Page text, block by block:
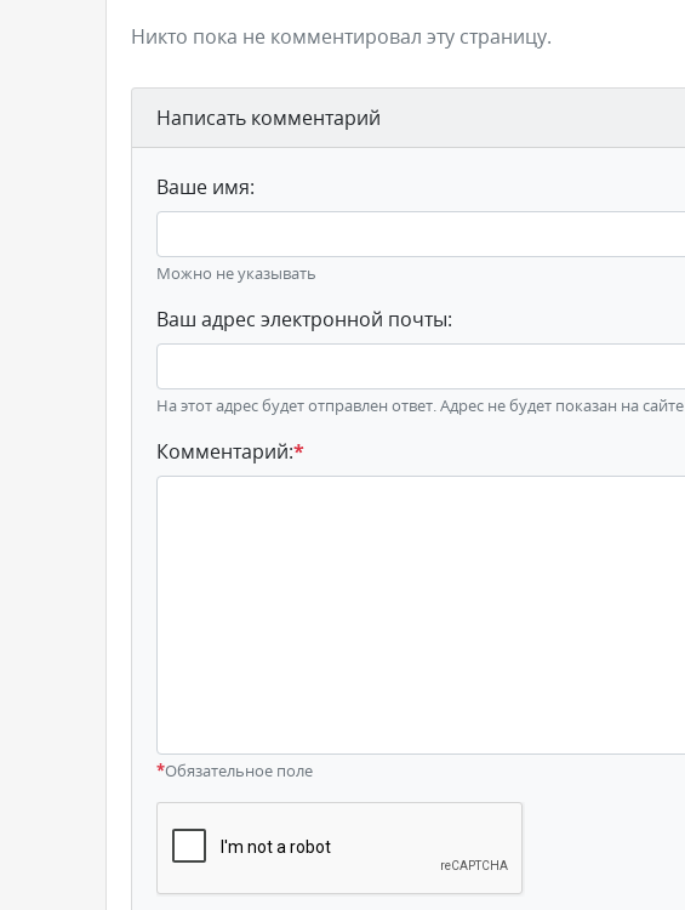
Никто пока не комментировал эту страницу.
Написать комментарий
Ваше имя:
Можно не указывать
Ваш адрес электронной почты:
На этот адрес будет отправлен ответ. Адрес не будет показан на сайте
Комментарий:*
*Обязательное поле